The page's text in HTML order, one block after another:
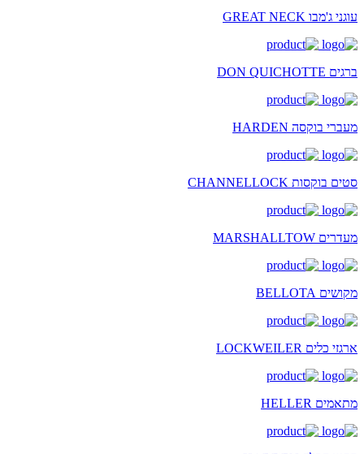
עוגני ג'מבו GREAT NECK
ברגים DON QUICHOTTE
מעברי בוקסה HARDEN
סטים בוקסות CHANNELLOCK
מעדרים MARSHALLTOW
מקושים BELLOTA
ארגזי כלים LOCKWEILER
מתאמים HELLER